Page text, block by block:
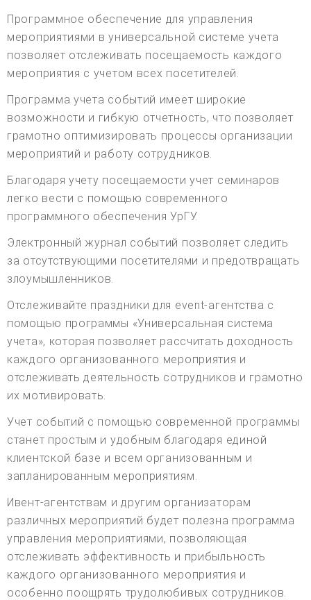
Программное обеспечение для управления
мероприятиями в универсальной системе учета
позволяет отслеживать посещаемость каждого
мероприятия с учетом всех посетителей.
Программа учета событий имеет широкие
возможности и гибкую отчетность, что позволяет
грамотно оптимизировать процессы организации
мероприятий и работу сотрудников.
Благодаря учету посещаемости учет семинаров
легко вести с помощью современного
программного обеспечения УрГУ.
Электронный журнал событий позволяет следить
за отсутствующими посетителями и предотвращать
злоумышленников.
Отслеживайте праздники для event-агентства с
помощью программы «Универсальная система
учета», которая позволяет рассчитать доходность
каждого организованного мероприятия и
отслеживать деятельность сотрудников и грамотно
их мотивировать.
Учет событий с помощью современной программы
станет простым и удобным благодаря единой
клиентской базе и всем организованным и
запланированным мероприятиям.
Ивент-агентствам и другим организаторам
различных мероприятий будет полезна программа
управления мероприятиями, позволяющая
отслеживать эффективность и прибыльность
каждого организованного мероприятия и
особенно поощрять трудолюбивых сотрудников.